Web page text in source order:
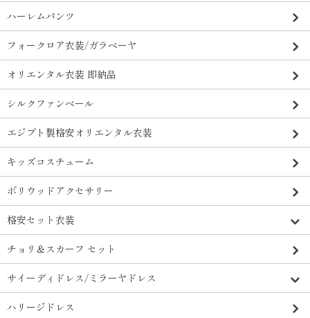
ハーレムパンツ
フォークロア衣装/ガラベーヤ
オリエンタル衣装 即納品
シルクファンベール
エジプト製格安オリエンタル衣装
キッズコスチューム
ボリウッドアクセサリー
格安セット衣装
チョリ＆スカーフ セット
サイーディドレス/ミラーヤドレス
ハリージドレス